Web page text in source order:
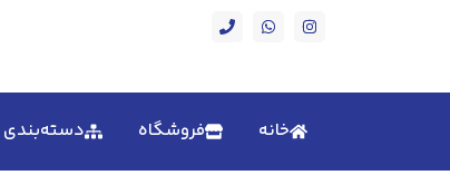
خانه فروشگاه دسته‌بندی